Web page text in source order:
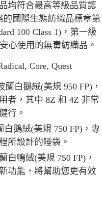
均符合最高等級品質認
的國際生態紡織品標章第
100 Class 1)，第一級
心使用的無毒紡織品。
Core, Quest
蘭白鵝絨(美規 950 FP)，
者，其中 8Z 和 4Z 非常
行。
白鵝絨(美規 750 FP)，專
所設計的睡袋。
白鴨絨(美規 750 FP)，
功能，將幫助您更有效